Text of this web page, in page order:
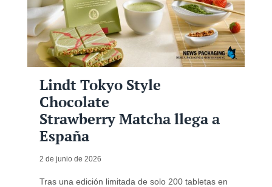
Lindt Tokyo Style
Chocolate
Strawberry Matcha llega a
España
2 de junio de 2026
Tras una edición limitada de solo 200 tabletas en